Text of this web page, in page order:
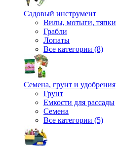
Садовый инструмент
Вилы, мотыги, тяпки
Грабли
Лопаты
Все категории (8)
Семена, грунт и удобрения
Грунт
Емкости для рассады
Семена
Все категории (5)